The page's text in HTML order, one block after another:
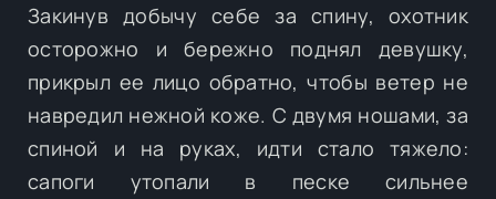
Закинув добычу себе за спину, охотник
осторожно и бережно поднял девушку,
прикрыл ее лицо обратно, чтобы ветер не
навредил нежной коже. С двумя ношами, за
спиной и на руках, идти стало тяжело:
сапоги утопали в песке сильнее